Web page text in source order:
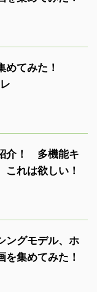
めてみた！
介！ 多機能キ
れは欲しい！
グモデル、ホ
を集めてみた！